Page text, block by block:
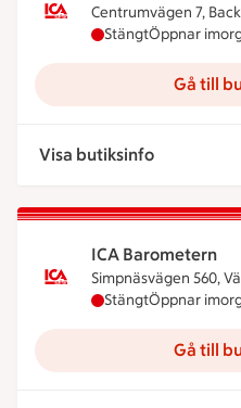
Centrumvägen 7,
ICA Nära Backe
StängtÖppnar
Gå till
Visa butiksinfo
ICA Barometern
Simpnäsvägen 560,
ICA Barometern
StängtÖppnar
Gå till